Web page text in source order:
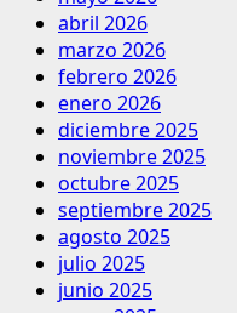
abril 2026
marzo 2026
febrero 2026
enero 2026
diciembre 2025
noviembre 2025
octubre 2025
septiembre 2025
agosto 2025
julio 2025
junio 2025